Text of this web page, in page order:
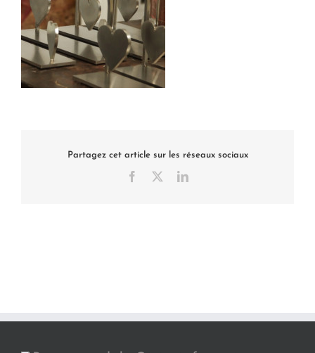
Partagez cet article sur les réseaux sociaux
Facebook LinkedIn